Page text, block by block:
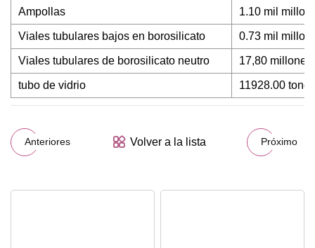
Ampollas 1.10 mil
Viales tubulares bajos en borosilicato 0.73 mil
Viales tubulares de borosilicato neutro 17,80
tubo de vidrio 11928.00
Anteriores Volver a la lista Próximo